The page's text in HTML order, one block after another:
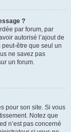
?
par forum, par
autorisé l’ajout de
être que seul un
ne savez pas
un forum.
pour son site. Si vous
Notez que
n’est pas concerné